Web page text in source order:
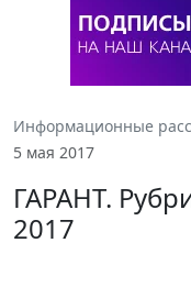
Информационные
5 мая 2017
ГАРАНТ.
2017